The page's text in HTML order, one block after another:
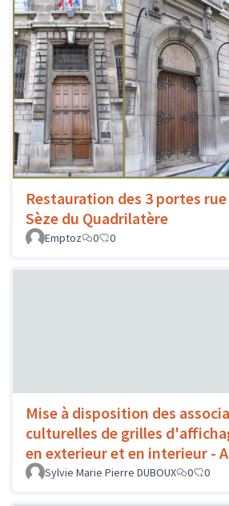
Restauration des 3 portes
Sèze du Quadrilatère
Emptoz
0 0
Mise à disposition des
culturelles de grilles
en exterieur et en interieur -
Sylvie Marie Pierre DUBOUX 0 0